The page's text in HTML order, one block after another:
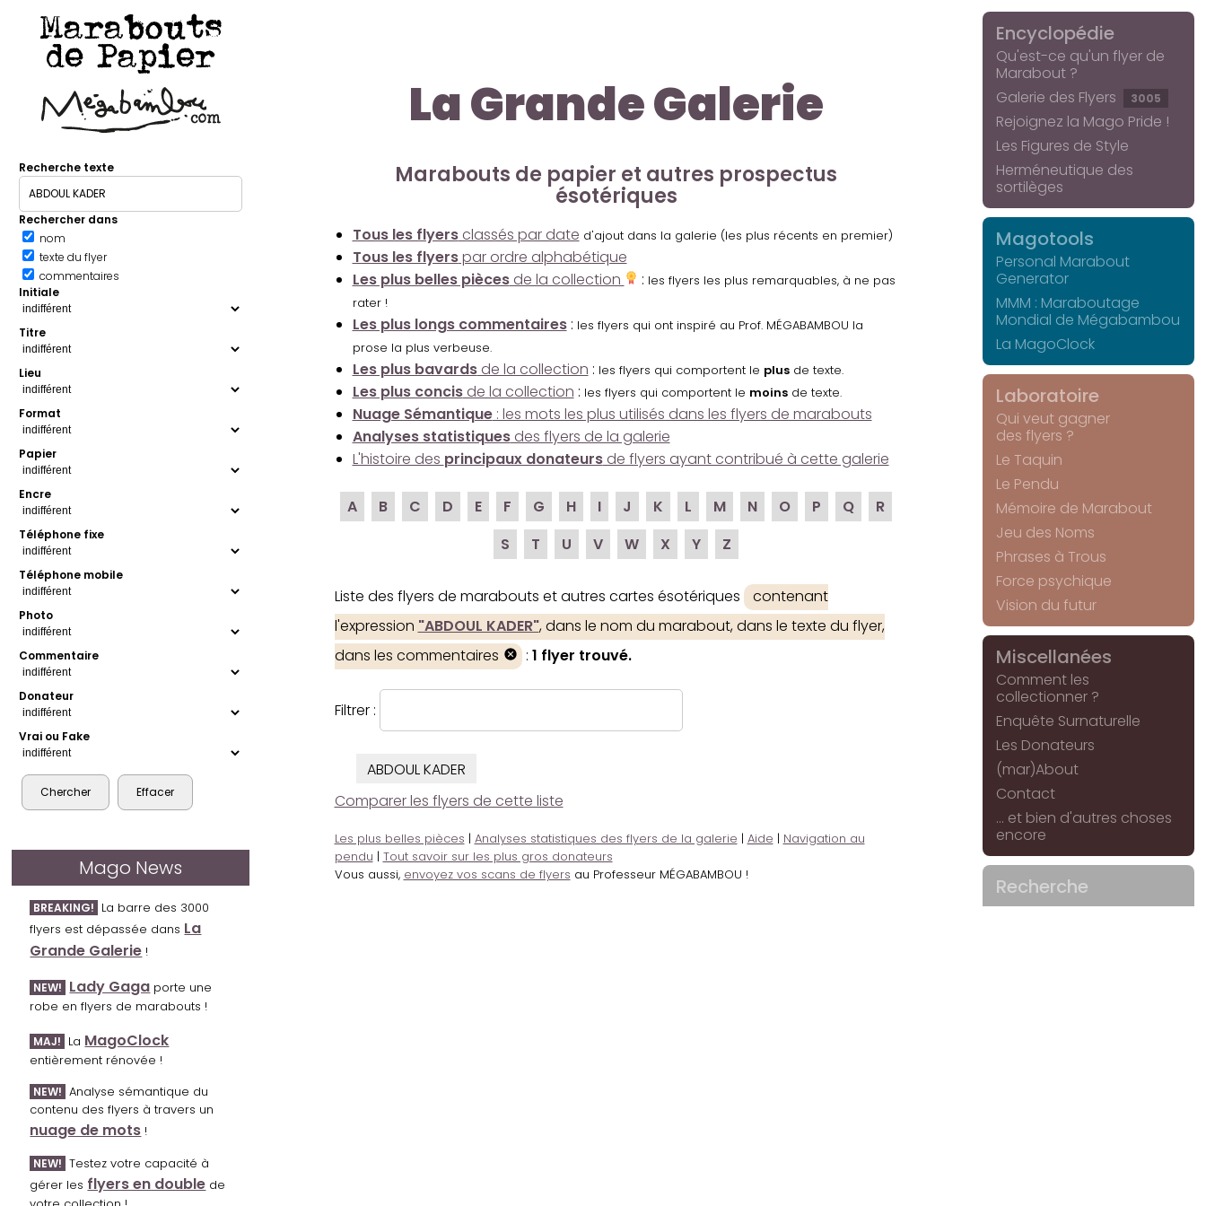
Marabouts
de Papier
Recherche texte
Rechercher dans
nom
texte du flyer
commentaires
Initiale
Titre
Lieu
Format
Papier
Encre
Téléphone fixe
Téléphone mobile
Photo
Commentaire
Donateur
Vrai ou Fake
Mago News
BREAKING! La barre des 3000
flyers est dépassée dans La
Grande Galerie !
NEW! Lady Gaga porte une
robe en flyers de marabouts !
MAJ! La MagoClock
entièrement rénovée !
NEW! Analyse sémantique du
contenu des flyers à travers un
nuage de mots !
NEW! Testez votre capacité à
gérer les flyers en double de
La Grande Galerie
Marabouts de papier et autres prospectus
ésotériques
Tous les flyersclassés par date d'ajout dans la galerie (les plus récents en premier)
Tous les flyerspar ordre alphabétique
Les plus belles piècesde la collection : les flyers les plus remarquables, à ne pas
rater !
Les plus longs commentaires: les flyers qui ont inspiré au Prof. MÉGABAMBOU la
prose la plus verbeuse.
Les plus bavardsde la collection : les flyers qui comportent le plusde texte.
Les plus concisde la collection : les flyers qui comportent le moinsde texte.
Nuage Sémantique: les mots les plus utilisés dans les flyers de marabouts
Analyses statistiquesdes flyers de la galerie
L'histoire des principaux donateursde flyers ayant contribué à cette galerie
A B C D E F G H I J K L M N O P Q
R
S
T U V W X Y Z
Liste des flyers de marabouts et autres cartes ésotériques
contenant
l'expression "ABDOUL KADER", dans le nom du marabout, dans le texte du flyer,
dans les commentaires
: 1 flyer trouvé.
Filtrer :
ABDOUL KADER
Comparer les flyers de cette liste
Les plus belles pièces | Analyses statistiques des flyers de la galerie | Aide | Navigation au
pendu | Tout savoir sur les plus gros donateurs
Vous aussi, envoyez vos scans de flyers au Professeur MÉGABAMBOU !
Encyclopédie
Qu'est-ce qu'un flyer de
Marabout ?
Galerie des Flyers
3005
Rejoignez la Mago Pride !
Les Figures de Style
Herméneutique des
sortilèges
Magotools
Personal Marabout
Generator
MMM : Maraboutage
Mondial de Mégabambou
La MagoClock
Laboratoire
Qui veut gagner
des flyers ?
Le Taquin
Le Pendu
Mémoire de Marabout
Jeu des Noms
Phrases à Trous
Force psychique
Vision du futur
Miscellanées
Comment les
collectionner ?
Enquête Surnaturelle
Les Donateurs
(mar)About
Contact
... et bien d'autres choses
encore
Recherche